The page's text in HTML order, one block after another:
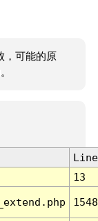
，可能的原
Line
13
1548